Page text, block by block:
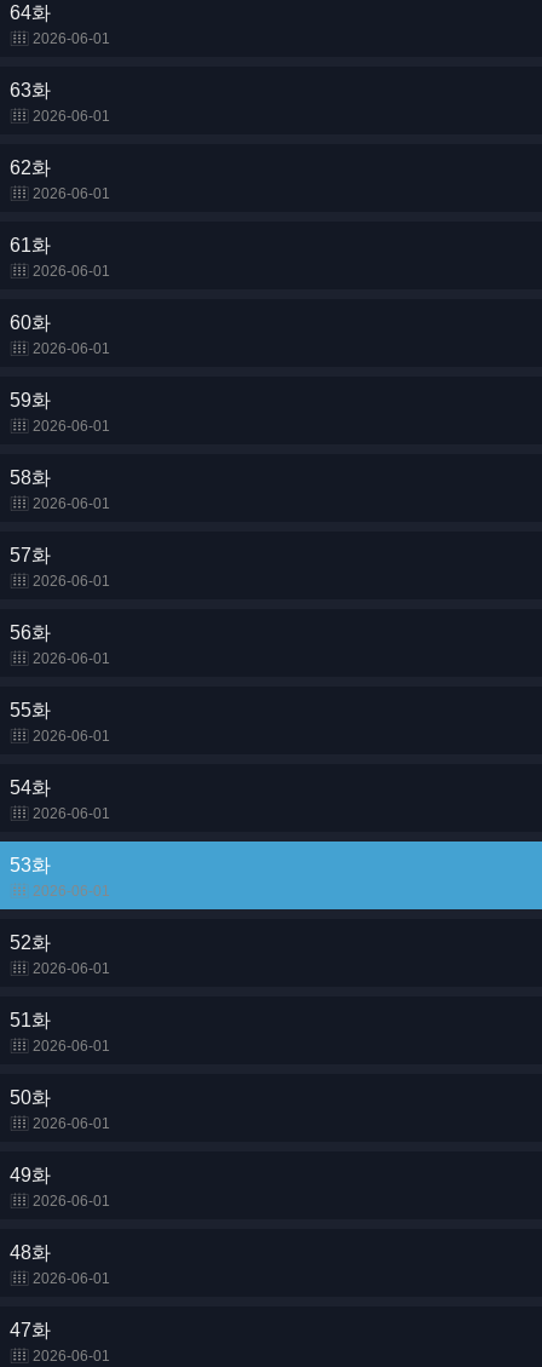
64화
2026-06-01
63화
2026-06-01
62화
2026-06-01
61화
2026-06-01
60화
2026-06-01
59화
2026-06-01
58화
2026-06-01
57화
2026-06-01
56화
2026-06-01
55화
2026-06-01
54화
2026-06-01
53화
2026-06-01
52화
2026-06-01
51화
2026-06-01
50화
2026-06-01
49화
2026-06-01
48화
2026-06-01
47화
2026-06-01